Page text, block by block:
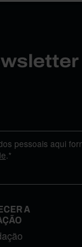
pessoais aqui
.*
A